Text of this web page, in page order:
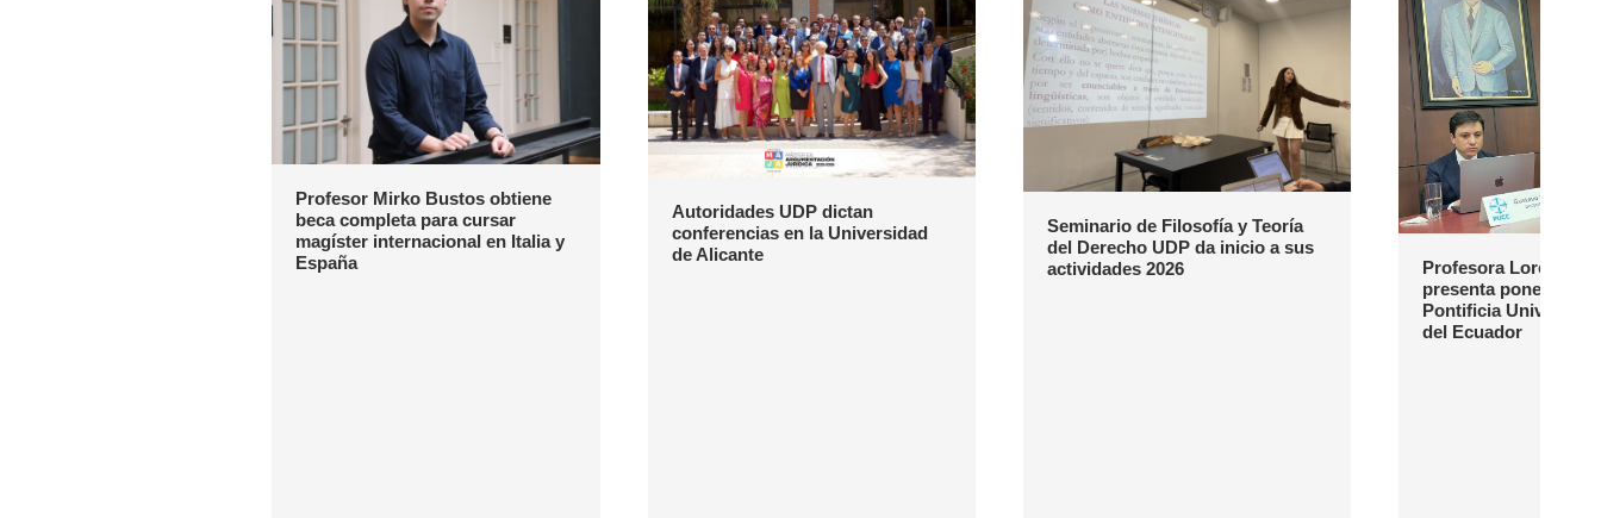
Profesor Mirko Bustos obtiene
beca completa para cursar
magíster internacional en Italia y
España
Autoridades UDP dictan
conferencias en la Universidad
de Alicante
Seminario de Filosofía y Teoría
del Derecho UDP da inicio a sus
actividades 2026
Profesora Loreto
presenta ponencia
Pontificia
del Ecuador